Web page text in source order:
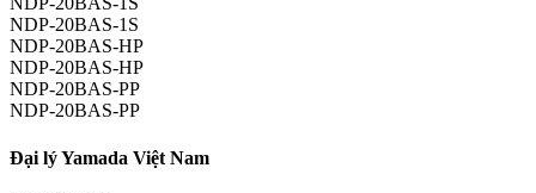
NDP-20BAS-1S
NDP-20BAS-HP
NDP-20BAS-HP
NDP-20BAS-PP
NDP-20BAS-PP
Đại lý Yamada Việt Nam